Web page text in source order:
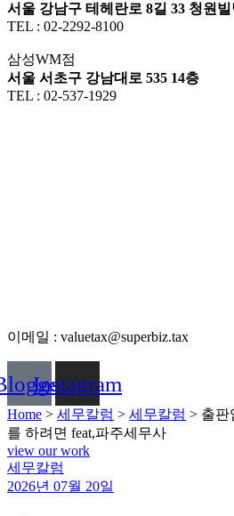
서울 강남구 테헤란로 8길 33 청원
TEL : 02-2292-8100
삼성WM점
서울 서초구 강남대로 535 14층
TEL : 02-537-1929
이메일 : valuetax@superbiz.tax
Instagram
Home > 세무칼럼 > 세무칼럼 > 출판
를 하려면 feat,파주세무사
view our work
Categories
세무칼럼
2026년 07월 20일